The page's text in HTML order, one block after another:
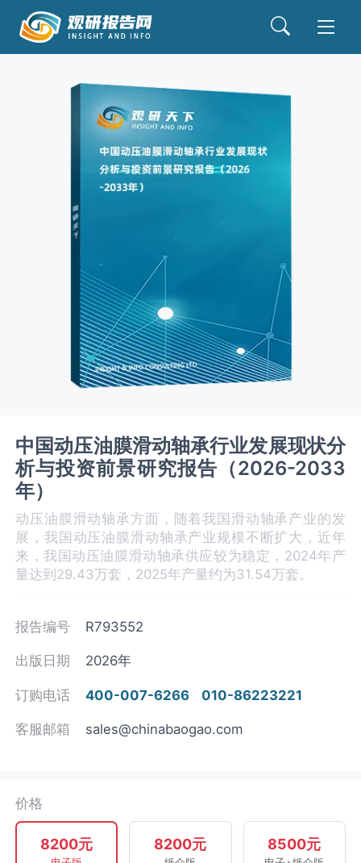
中国动压油膜滑动轴承行业发展现状分
析与投资前景研究报告（2026-2033
年）
动压油膜滑动轴承方面，随着我国滑动轴承产业的发
展，我国动压油膜滑动轴承产业规模不断扩大，近年
来，我国动压油膜滑动轴承供应较为稳定，2024年产
量达到29.43万套，2025年产量约为31.54万套。
报告编号 R793552
出版日期 2026年
订购电话 400-007-6266 010-86223221
客服邮箱 sales@chinabaogao.com
价格
8200元 8200元 8500元